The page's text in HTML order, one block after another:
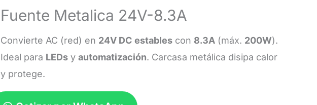
Fuente Metalica 24V-8.3A
Convierte AC (red) en 24V DC estables con 8.3A (máx. 200W).
Ideal para LEDs y automatización. Carcasa metálica disipa calor
y protege.